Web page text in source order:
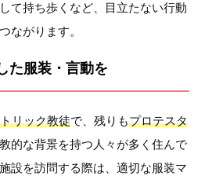
て持ち歩くなど、目立たない行動
ながります。
た服装・言動を
リック教徒で、残りもプロテスタ
的な背景を持つ人々が多く住んで
設を訪問する際は、適切な服装マ